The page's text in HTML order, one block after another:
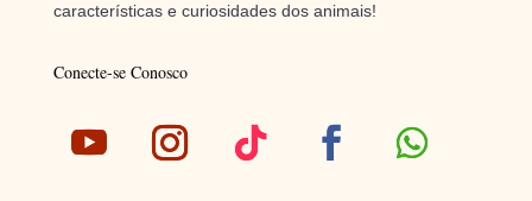
características e curiosidades dos animais!
Conecte-se Conosco